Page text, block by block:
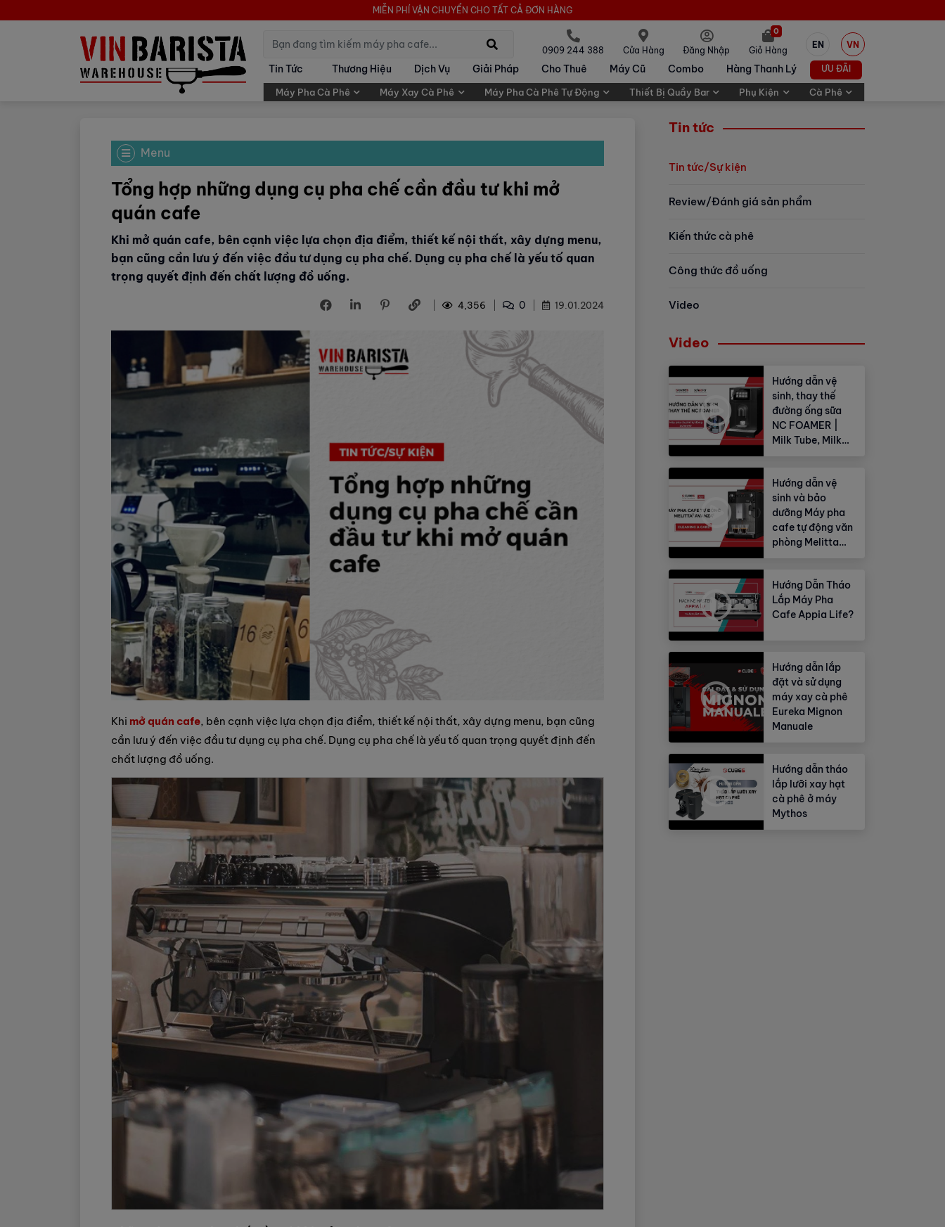
MIỄN PHÍ VẬN CHUYỂN CHO TẤT CẢ ĐƠN HÀNG
0909 244 388 Cửa Hàng Đăng Nhập Giỏ Hàng
0
EN VN
Tin Tức Thương Hiệu Dịch Vụ Giải Pháp Cho Thuê Máy Cũ Combo Hàng Thanh Lý ƯU ĐÃI
Máy Pha Cà Phê Máy Xay Cà Phê Máy Pha Cà Phê Tự Động Thiết Bị Quầy Bar Phụ Kiện Cà Phê
Menu
Tổng hợp những dụng cụ pha chế cần đầu tư khi mở
quán cafe
Khi mở quán cafe, bên cạnh việc lựa chọn địa điểm, thiết kế nội thất, xây dựng menu,
bạn cũng cần lưu ý đến việc đầu tư dụng cụ pha chế. Dụng cụ pha chế là yếu tố quan
trọng quyết định đến chất lượng đồ uống.
4,356 0 19.01.2024
Khi mở quán cafe, bên cạnh việc lựa chọn địa điểm, thiết kế nội thất, xây dựng menu, bạn cũng
cần lưu ý đến việc đầu tư dụng cụ pha chế. Dụng cụ pha chế là yếu tố quan trọng quyết định đến
chất lượng đồ uống.
Tin tức
Tin tức/Sự kiện
Review/Đánh giá sản phẩm
Kiến thức cà phê
Công thức đồ uống
Video
Video
Hướng dẫn vệ
sinh, thay thế
đường ống sữa
NC FOAMER |
Milk Tube, Milk
Hướng dẫn vệ
sinh và bảo
dưỡng Máy pha
cafe tự động văn
phòng Melitta
Hướng Dẫn Tháo
Lắp Máy Pha
Cafe Appia Life?
Hướng dẫn lắp
đặt và sử dụng
máy xay cà phê
Eureka Mignon
Manuale
Hướng dẫn tháo
lắp lưỡi xay hạt
cà phê ở máy
Mythos